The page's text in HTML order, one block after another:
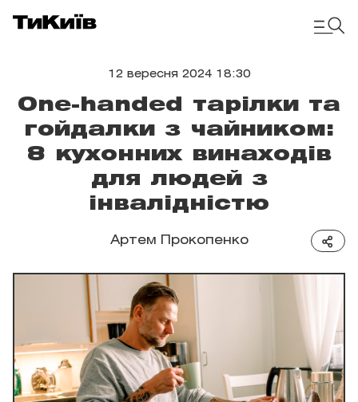
12 вересня 2024 18:30
One-handed тарілки та
гойдалки з чайником:
8 кухонних винаходів
для людей з
інвалідністю
Артем Прокопенко